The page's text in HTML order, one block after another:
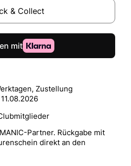
& Collect
Zustellung
11.08.2026
Partner. Rückgabe mit
direkt an den